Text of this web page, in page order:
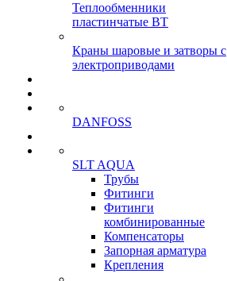
Теплообменники
пластинчатые ВТ
Краны шаровые и затворы с
электроприводами
DANFOSS
SLT AQUA
Трубы
Фитинги
Фитинги
комбинированные
Компенсаторы
Запорная арматура
Крепления